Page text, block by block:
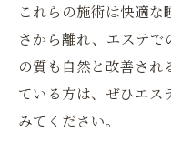
これらの施術は快適な
さから離れ、エステ
の質も自然と改善され
ている方は、ぜひエス
みてください。